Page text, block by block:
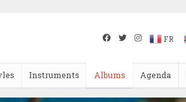
FR
Instruments Albums Agenda